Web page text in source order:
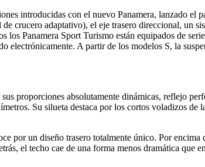
introducidas con el nuevo Panamera, lanzado el
crucero adaptativo), el eje trasero direccional, un
Panamera Sport Turismo están equipados de
A partir de los modelos S, la
proporciones absolutamente dinámicas, reflejo
Su silueta destaca por los cortos voladizos de
por un diseño trasero totalmente único. Por
el techo cae de una forma menos dramática que